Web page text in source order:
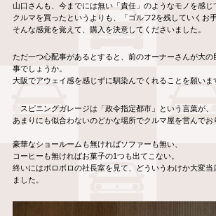
山口さんも、今までには無い「責任」のようなモノを感じ
クルマを買ったというよりも、「ゴルフ2を残していくお
そんな感覚を覚えて、購入を決意してくださいました。
ただ一つ心配事があるとすると、前のオーナーさんが大の
事でしょうか。
大阪でアウェイ感を感じずに馴染んでくれることを願いま
スピニングガレージは「政令指定都市」という言葉が、
あまりにも似合わないのどかな場所でクルマ屋を営んでお
豪華なショールームも無ければソファーも無い、
コーヒーも無ければお菓子の1つも出てこない。
終いにはボロボロの社長室を見て、どういうわけか大変当
ました。